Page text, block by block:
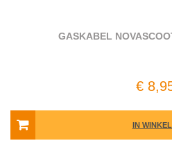
GASKABEL
€
IN